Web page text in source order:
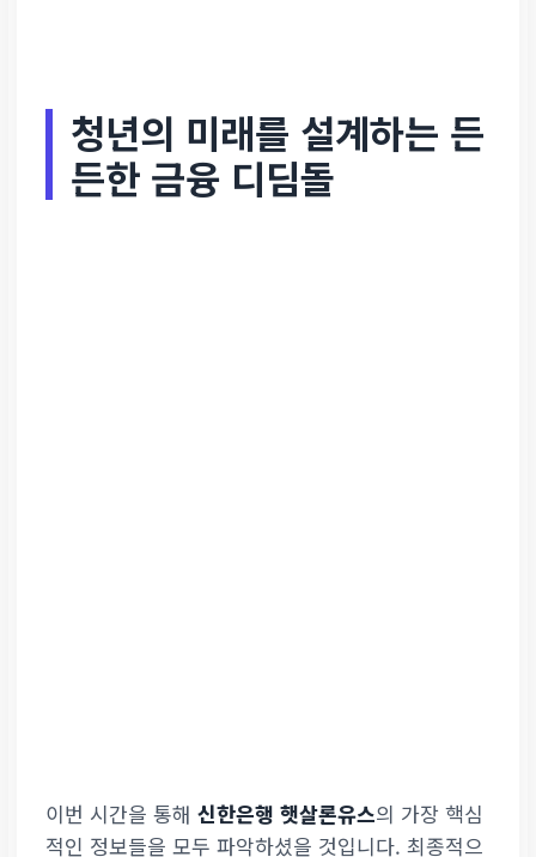
청년의 미래를 설계하는 든
든한 금융 디딤돌
이번 시간을 통해신한은행 햇살론유스의 가장 핵심
적인 정보들을 모두 파악하셨을 것입니다. 최종적으